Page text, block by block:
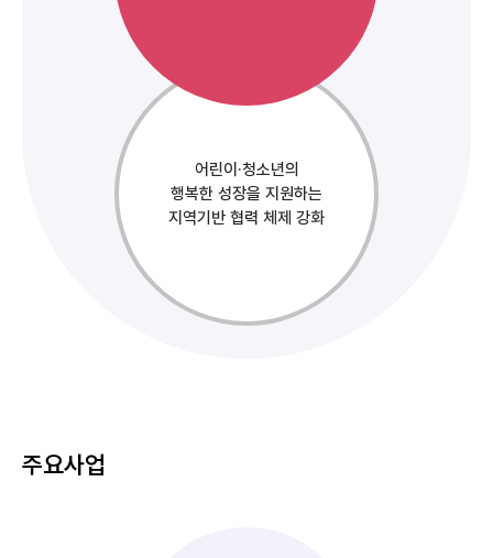
어린이·청소년의
행복한 성장을 지원하는
지역기반 협력 체제 강화
주요사업